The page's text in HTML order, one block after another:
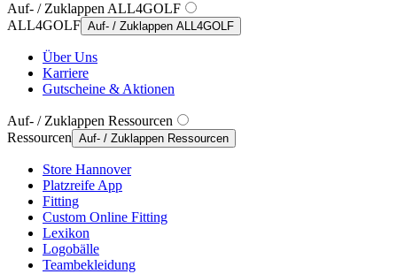
Auf- / Zuklappen ALL4GOLF
ALL4GOLF Auf- / Zuklappen ALL4GOLF
Über Uns
Karriere
Gutscheine & Aktionen
Auf- / Zuklappen Ressourcen
Ressourcen Auf- / Zuklappen Ressourcen
Store Hannover
Platzreife App
Fitting
Custom Online Fitting
Lexikon
Logobälle
Teambekleidung